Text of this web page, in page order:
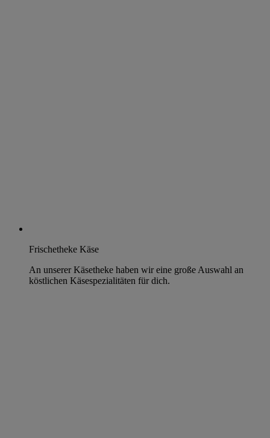
Frischetheke Käse
An unserer Käsetheke haben wir eine große Auswahl an
köstlichen Käsespezialitäten für dich.